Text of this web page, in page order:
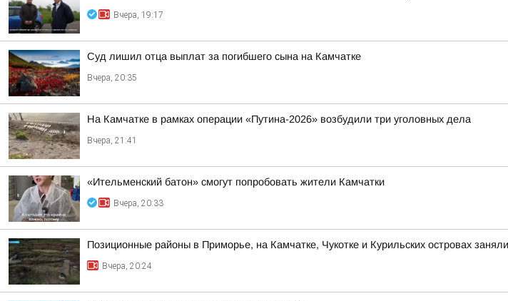
Вчера, 19:17
Суд лишил отца выплат за погибшего сына на Камчатке
Вчера, 20:35
На Камчатке в рамках операции «Путина-2026» возбудили три уголовных дела
Вчера, 21:41
«Ительменский батон» смогут попробовать жители Камчатки
Вчера, 20:33
Позиционные районы в Приморье, на Камчатке, Чукотке и Курильских островах
Вчера, 20:24